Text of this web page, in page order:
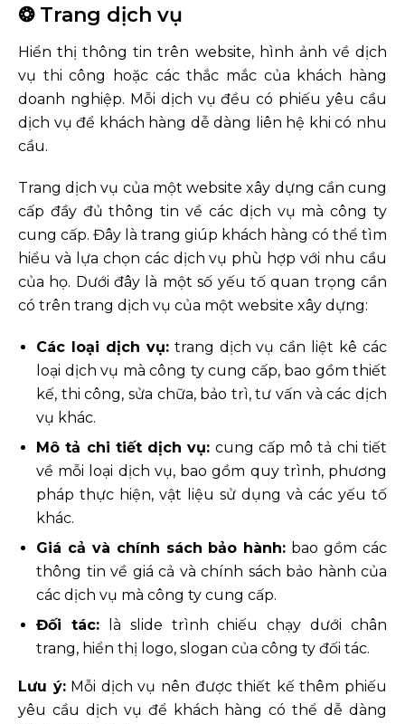
❂ Trang dịch vụ
Hiển thị thông tin trên website, hình ảnh về dịch
vụ thi công hoặc các thắc mắc của khách hàng
doanh nghiệp. Mỗi dịch vụ đều có phiếu yêu cầu
dịch vụ để khách hàng dễ dàng liên hệ khi có nhu
cầu.
Trang dịch vụ của một website xây dựng cần cung
cấp đầy đủ thông tin về các dịch vụ mà công ty
cung cấp. Đây là trang giúp khách hàng có thể tìm
hiểu và lựa chọn các dịch vụ phù hợp với nhu cầu
của họ. Dưới đây là một số yếu tố quan trọng cần
có trên trang dịch vụ của một website xây dựng:
Các loại dịch vụ:trang dịch vụ cần liệt kê các
loại dịch vụ mà công ty cung cấp, bao gồm thiết
kế, thi công, sửa chữa, bảo trì, tư vấn và các dịch
vụ khác.
Mô tả chi tiết dịch vụ: cung cấp mô tả chi tiết
về mỗi loại dịch vụ, bao gồm quy trình, phương
pháp thực hiện, vật liệu sử dụng và các yếu tố
khác.
Giá cả và chính sách bảo hành: bao gồm các
thông tin về giá cả và chính sách bảo hành của
các dịch vụ mà công ty cung cấp.
Đối tác:là slide trình chiếu chạy dưới chân
trang, hiển thị logo, slogan của công ty đối tác.
Lưu ý:Mỗi dịch vụ nên được thiết kế thêm phiếu
yêu cầu dịch vụ để khách hàng có thể dễ dàng